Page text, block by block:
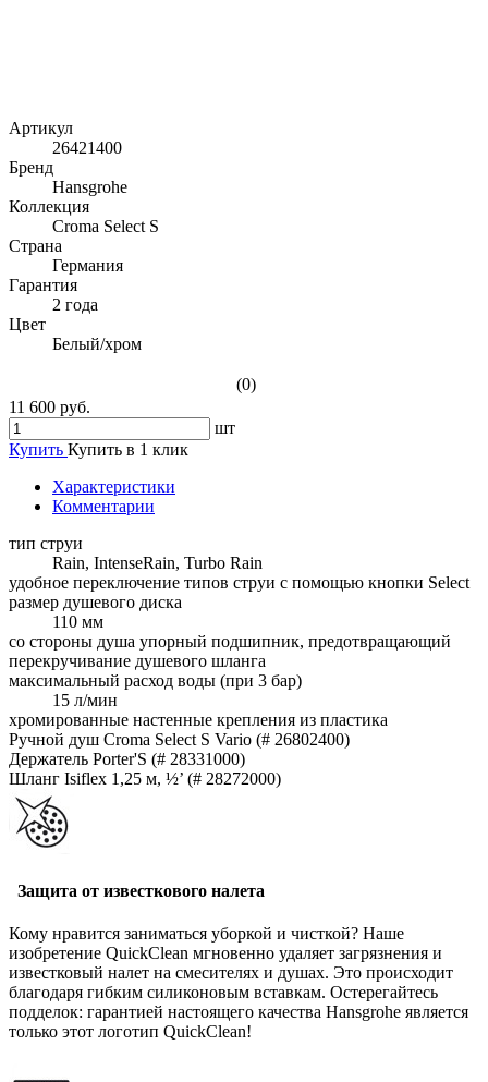
Артикул
26421400
Бренд
Hansgrohe
Коллекция
Croma Select S
Страна
Германия
Гарантия
2 года
Цвет
Белый/хром
(0)
11 600 руб.
шт
Купить Купить в 1 клик
Характеристики
Комментарии
тип струи
Rain, IntenseRain, Turbo Rain
удобное переключение типов струи с помощью кнопки Select
размер душевого диска
110 мм
со стороны душа упорный подшипник, предотвращающий
перекручивание душевого шланга
максимальный расход воды (при 3 бар)
15 л/мин
хромированные настенные крепления из пластика
Ручной душ Croma Select S Vario (# 26802400)
Держатель Porter'S (# 28331000)
Шланг Isiflex 1,25 м, ½’ (# 28272000)
Защита от известкового налета
Кому нравится заниматься уборкой и чисткой? Наше
изобретение QuickClean мгновенно удаляет загрязнения и
известковый налет на смесителях и душах. Это происходит
благодаря гибким силиконовым вставкам. Остерегайтесь
подделок: гарантией настоящего качества Hansgrohe является
только этот логотип QuickClean!